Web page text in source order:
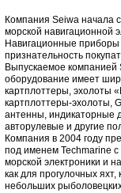
Компания Seiwa начала
морской навигационной
Навигационные приборы
признательность
Выпускаемое компанией
оборудование имеет
картплоттеры, эхолоты «
картплоттеры-эхолоты,
антенны, индикаторные
авторулевые и другие
Компания в 2004 году
под именем Techmarine
морской электроники и
как для прогулочных яхт,
небольших